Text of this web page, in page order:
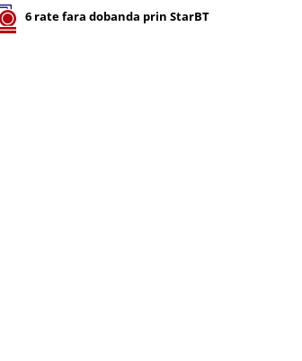
6 rate fara dobanda prin StarBT